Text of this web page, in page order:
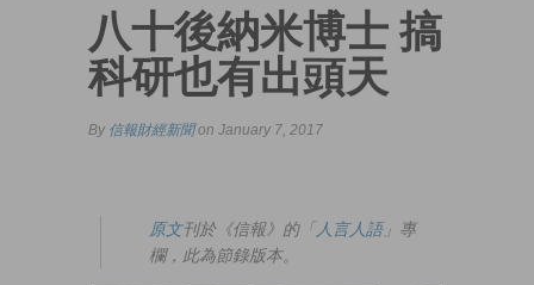
八十後納米博士 搞
科研也有出頭天
By 信報財經新聞on January 7, 2017
原文刊於《信報》的「 人言人語」專
欄，此為節錄版本。